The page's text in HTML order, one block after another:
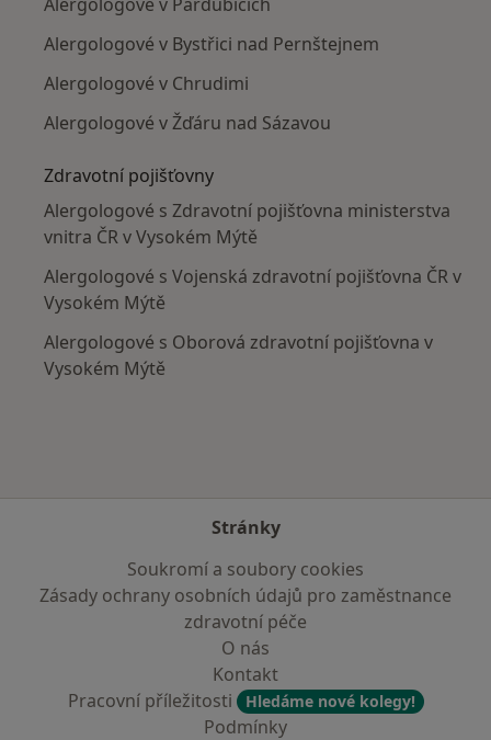
Alergologové v Bystřici nad Pernštejnem
Alergologové v Chrudimi
Alergologové v Žďáru nad Sázavou
Zdravotní pojišťovny
Alergologové s Zdravotní pojišťovna ministerstva
vnitra ČR v Vysokém Mýtě
Alergologové s Vojenská zdravotní pojišťovna ČR v
Vysokém Mýtě
Alergologové s Oborová zdravotní pojišťovna v
Vysokém Mýtě
Stránky
Soukromí a soubory cookies
Zásady ochrany osobních údajů pro zaměstnance
zdravotní péče
O nás
Kontakt
Pracovní příležitosti
Hledáme nové kolegy!
Podmínky